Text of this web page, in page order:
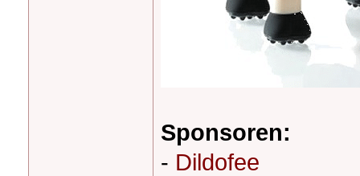
Sponsoren:
- Dildofee